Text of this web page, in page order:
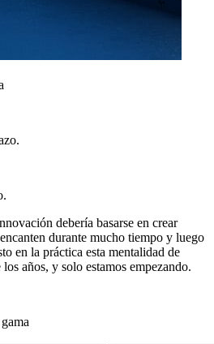
debería basarse en crear
durante mucho tiempo y luego
en la práctica esta mentalidad de
años, y solo estamos empezando.